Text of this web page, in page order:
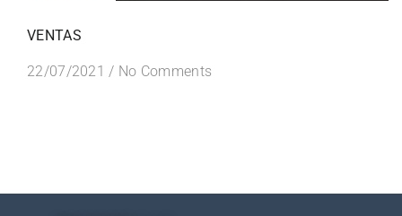
VENTAS
22/07/2021 / No Comments